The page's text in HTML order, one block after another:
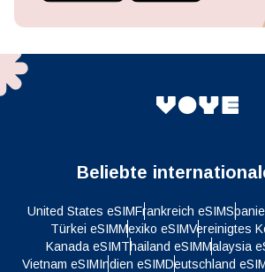
Beliebte
United States eSIMFrankreich eSIM
Türkei eSIMMexiko eSIMVereinigtes
Kanada eSIMThailand eSIMMalaysia
Vietnam eSIMIndien eSIMDeutschland